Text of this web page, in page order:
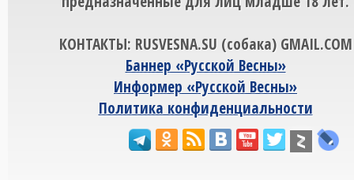
КОНТАКТЫ: RUSVESNA.SU (собака) GMAIL.COM
Баннер «Русской Весны»
Информер «Русской Весны»
Политика конфиденциальности